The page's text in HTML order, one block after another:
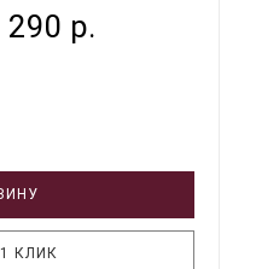
290 р.
КЛИК